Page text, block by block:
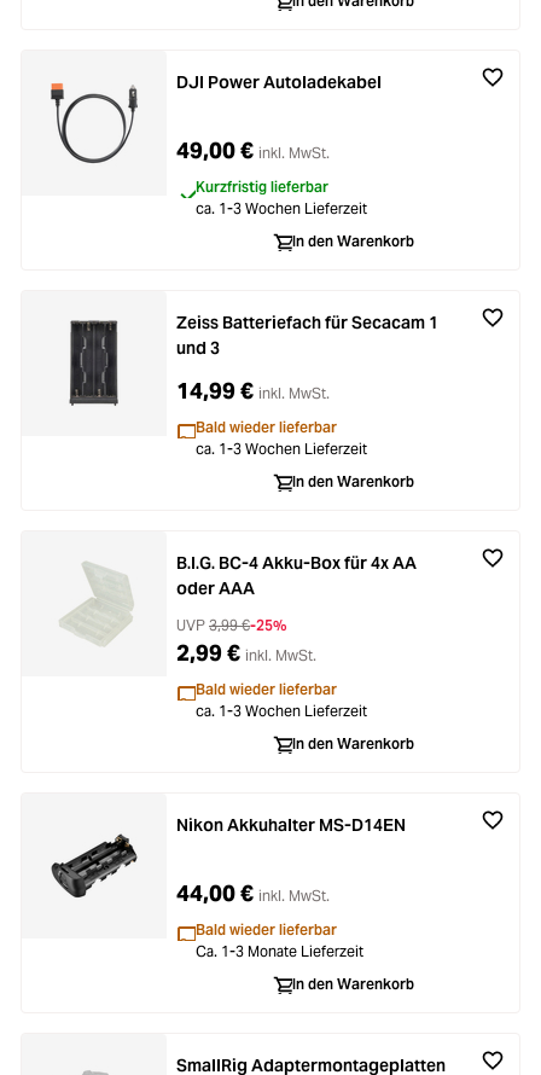
DJI Power Autoladekabel
49,00 € inkl. MwSt.
Kurzfristig lieferbar
ca. 1-3 Wochen Lieferzeit
In den Warenkorb
Zeiss Batteriefach für Secacam 1
und 3
14,99 € inkl. MwSt.
Bald wieder lieferbar
ca. 1-3 Wochen Lieferzeit
In den Warenkorb
B.I.G. BC-4 Akku-Box für 4x AA
oder AAA
UVP 3,99 €-25%
2,99 € inkl. MwSt.
Bald wieder lieferbar
ca. 1-3 Wochen Lieferzeit
In den Warenkorb
Nikon Akkuhalter MS-D14EN
44,00 € inkl. MwSt.
Bald wieder lieferbar
Ca. 1-3 Monate Lieferzeit
In den Warenkorb
SmallRig Adaptermontageplatten